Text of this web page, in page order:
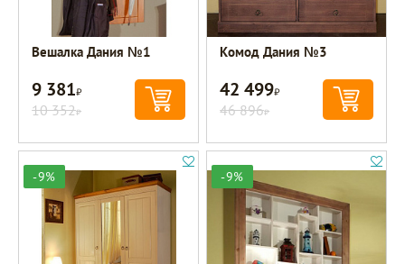
Вешалка Дания №1
9 381Р
10 352Р
Комод Дания №3
42 499Р
46 896Р
-9% -9%